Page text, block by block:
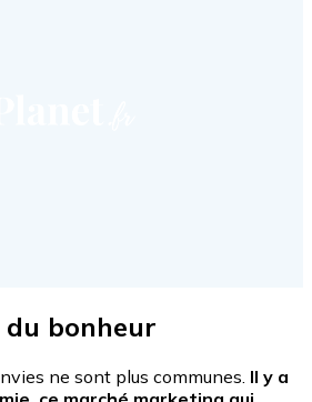
bonheur
ne sont plus communes. Il y a